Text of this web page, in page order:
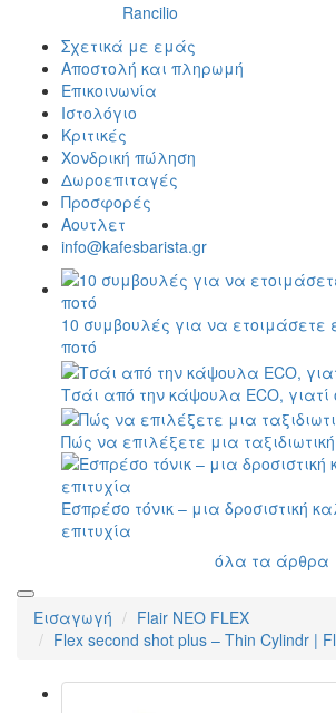
Rancilio
Σχετικά με εμάς
Αποστολή και πληρωμή
Επικοινωνία
Ιστολόγιο
Κριτικές
Χονδρική πώληση
Δωροεπιταγές
Προσφορές
Αουτλετ
info@kafesbarista.gr
10 συμβουλές για να ετοιμάσετε
ποτό
Τσάι από την κάψουλα ECO, γιατί
Πώς να επιλέξετε μια
Εσπρέσο τόνικ – μια δροσιστική
επιτυχία
όλα τα άρθρα
Εισαγωγή
Flair NEO FLEX
Flex second shot plus – Thin Cylindr |